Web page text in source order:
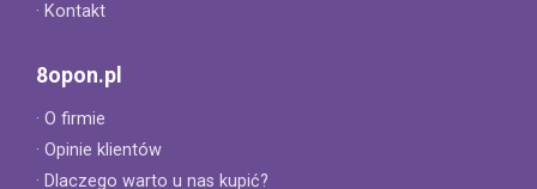
· Kontakt
8opon.pl
· O firmie
· Opinie klientów
· Dlaczego warto u nas kupić?